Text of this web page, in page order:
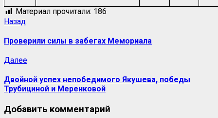
Материал прочитали: 186
Назад
Проверили силы в забегах Мемориала
Далее
Двойной успех непобедимого Якушева, победы
Трубициной и Меренковой
Добавить комментарий